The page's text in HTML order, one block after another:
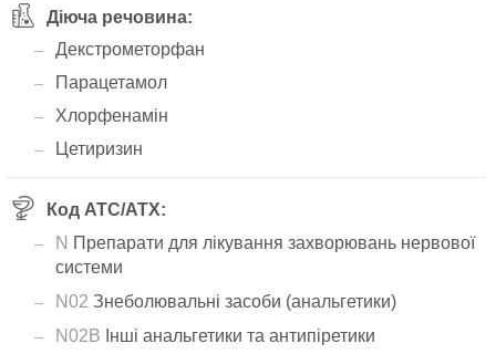
Діюча речовина:
Декстрометорфан
Парацетамол
Хлорфенамін
Цетиризин
Код АТС/ATX:
N Препарати для лікування захворювань нервової
системи
N02 Знеболювальні засоби (анальгетики)
N02B Інші анальгетики та антипіретики